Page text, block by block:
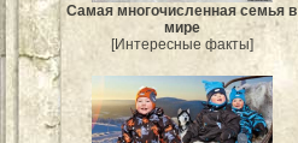
Самая многочисленная семья в
мире
[Интересные факты]